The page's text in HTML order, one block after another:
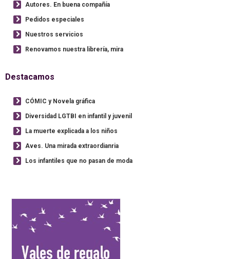
Autores. En buena compañía
Pedidos especiales
Nuestros servicios
Renovamos nuestra librería, mira
Destacamos
CÓMIC y Novela gráfica
Diversidad LGTBI en infantil y juvenil
La muerte explicada a los niños
Aves. Una mirada extraordianria
Los infantiles que no pasan de moda